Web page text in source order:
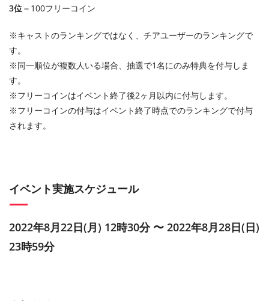
3位＝100フリーコイン
※キャストのランキングではなく、チアユーザーのランキングで
す。
※同一順位が複数人いる場合、抽選で1名にのみ特典を付与しま
す。
※フリーコインはイベント終了後2ヶ月以内に付与します。
※フリーコインの付与はイベント終了時点でのランキングで付与
されます。
イベント実施スケジュール
2022年8月22日(月) 12時30分 〜 2022年8月28日(日)
23時59分